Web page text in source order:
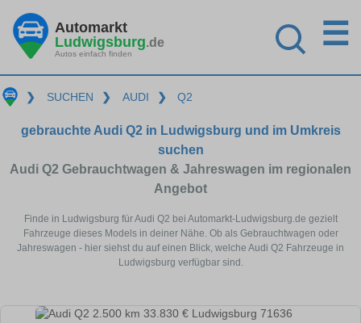
Automarkt
Ludwigsburg.de
Autos einfach finden
☰
❯ SUCHEN ❯ AUDI ❯ Q2
gebrauchte Audi Q2 in Ludwigsburg und im Umkreis
suchen
Audi Q2 Gebrauchtwagen & Jahreswagen im regionalen
Angebot
Finde in Ludwigsburg für Audi Q2 bei Automarkt-Ludwigsburg.de gezielt
Fahrzeuge dieses Models in deiner Nähe. Ob als Gebrauchtwagen oder
Jahreswagen - hier siehst du auf einen Blick, welche Audi Q2 Fahrzeuge in
Ludwigsburg verfügbar sind.